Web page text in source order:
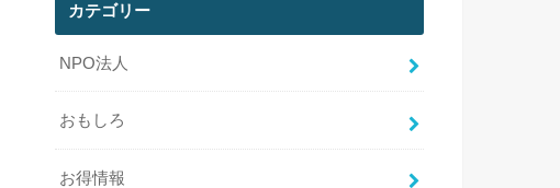
カテゴリー
NPO法人
おもしろ
お得情報